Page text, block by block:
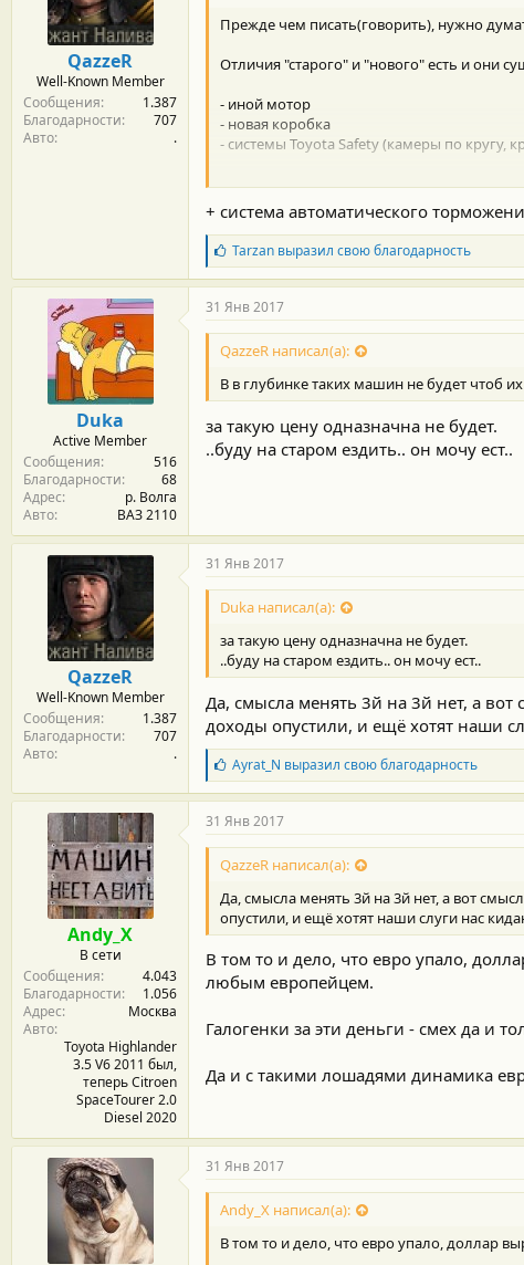
л
а
QazzeR
Well-Known Member
Сообщения
1.387
Благодарности
707
Авто
.
Прежде чем писать(говорить), нужно
Отличия "старого" и "нового" есть и они
- иной мотор
- новая коробка
- системы Toyota Safety (камеры по кругу,
ЗЫ: Вы смотрели обычный "престиж"
+ система автоматического
Б
л
а
г
о
д
а
н
с
т
и
Tarzanвыразил свою благодарность
Duka
Active Member
Сообщения
516
Благодарности
68
Адрес
р. Волга
Авто
ВАЗ 2110
31 Янв 2017
QazzeR написал(а):
В в глубинке таких машин не будет чтоб
за такую цену одназначна не будет.
..буду на старом ездить.. он мочу ест..
QazzeR
Well-Known Member
Сообщения
1.387
Благодарности
707
Авто
.
31 Янв 2017
Duka написал(а):
за такую цену одназначна не будет.
..буду на старом ездить.. он мочу ест..
Да, смысла менять 3й на 3й нет, а вот
доходы опустили, и ещё хотят наши
Б
л
а
г
о
д
а
н
о
с
т
и
:
Ayrat_N выразил свою благодарность
Andy_X
В сети
Сообщения
4.043
Благодарности
1.056
Адрес
Москва
Авто
Toyota Highlander
3.5 V6 2011 был,
теперь Citroen
SpaceTourer 2.0
Diesel 2020
31 Янв 2017
QazzeR написал(а):
Да, смысла менять 3й на 3й нет, а вот
опустили, и ещё хотят наши слуги нас
В том то и дело, что евро упало,
любым европейцем.
Галогенки за эти деньги - смех да и
Да и с такими лошадями динамика
31 Янв 2017
Andy_X написал(а):
В том то и дело, что евро упало, доллар